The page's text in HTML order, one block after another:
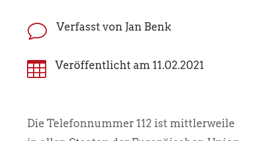
v Verfasst von Jan Benk
 Veröffentlicht am 11.02.2021
Die Telefonnummer 112 ist mittlerweile